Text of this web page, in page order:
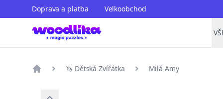
Doprava a platba Velkoobchod
🦄 Dětská Zvířátka Milá Amy